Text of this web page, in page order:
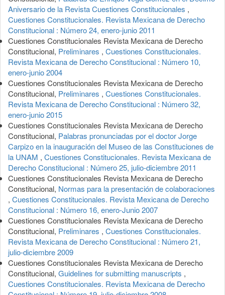
Aniversario de la Revista Cuestiones Constitucionales ,
Cuestiones Constitucionales. Revista Mexicana de Derecho
Constitucional : Número 24, enero-junio 2011
Cuestiones Constitucionales Revista Mexicana de Derecho
Constitucional, Preliminares , Cuestiones Constitucionales.
Revista Mexicana de Derecho Constitucional : Número 10,
enero-junio 2004
Cuestiones Constitucionales Revista Mexicana de Derecho
Constitucional, Preliminares , Cuestiones Constitucionales.
Revista Mexicana de Derecho Constitucional : Número 32,
enero-junio 2015
Cuestiones Constitucionales Revista Mexicana de Derecho
Constitucional, Palabras pronunciadas por el doctor Jorge
Carpizo en la inauguración del Museo de las Constituciones de
la UNAM , Cuestiones Constitucionales. Revista Mexicana de
Derecho Constitucional : Número 25, julio-diciembre 2011
Cuestiones Constitucionales Revista Mexicana de Derecho
Constitucional, Normas para la presentación de colaboraciones
, Cuestiones Constitucionales. Revista Mexicana de Derecho
Constitucional : Número 16, enero-Junio 2007
Cuestiones Constitucionales Revista Mexicana de Derecho
Constitucional, Preliminares , Cuestiones Constitucionales.
Revista Mexicana de Derecho Constitucional : Número 21,
julio-diciembre 2009
Cuestiones Constitucionales Revista Mexicana de Derecho
Constitucional, Guidelines for submitting manuscripts ,
Cuestiones Constitucionales. Revista Mexicana de Derecho